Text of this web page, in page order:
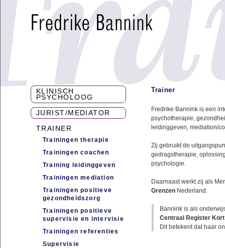
KLINISCH
PSYCHOLOOG
JURIST/MEDIATOR
TRAINER
Trainingen therapie
Trainingen coachen
Training leidinggeven
Trainingen mediation
Trainingen positieve
gezondheidszorg
Trainingen positieve
supervisie en intervisie
Trainingen referenties
Supervisie
Trainer
Fredrike Bannink is een
psychotherapie,
leidinggeven, mediation/
Zij gebruikt de
gedragstherapie,
psychologie.
Daarnaast werkt zij als
Grenzen Nederland.
Bannink is als
Centraal Register
Dit betekent dat haar